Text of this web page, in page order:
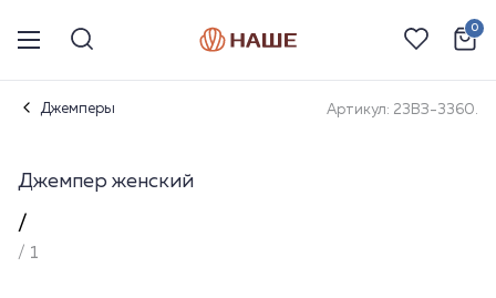
0
Джемперы Артикул: 23ВЗ-3360.
Джемпер женский
/
/ 1